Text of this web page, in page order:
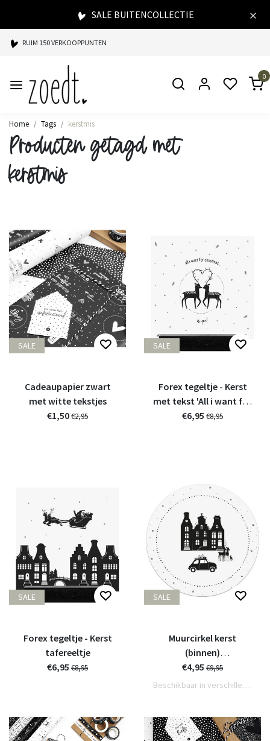
SALE BUITENCOLLECTIE
RUIM 150 VERKOOPPUNTEN
SPAARPUNTEN BIJ ELKE AANKOOP
SNELLE LEVERING
0
Home Tags kerstmis
Producten getagd met
kerstmis
SALE
Cadeaupapier zwart
met witte tekstjes
€1,50€2,95
SALE
Forex tegeltje - Kerst
met tekst 'All i want for
christmas is you!'
€6,95 €8,95
SALE
Forex tegeltje - Kerst
tafereeltje
€6,95 €8,95
SALE
Muurcirkel kerst
(binnen)
kersttafereeltje - 20cm
€4,95 €9,95
Beschikbaar in verschillende varianten